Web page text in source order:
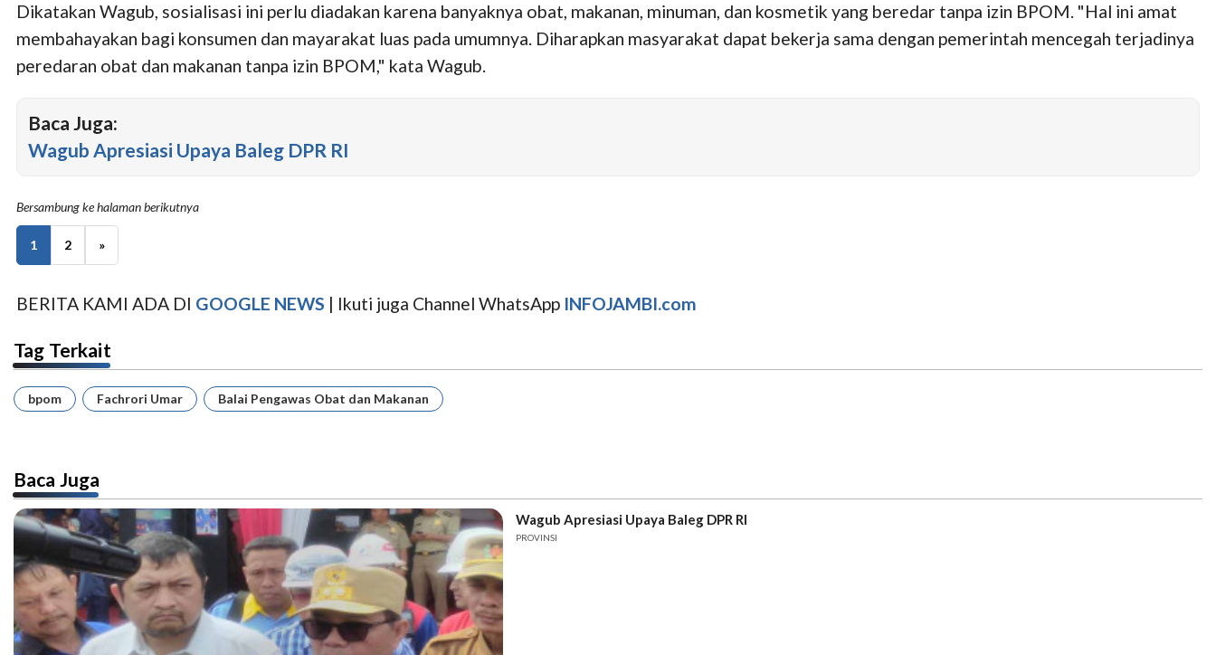
Dikatakan Wagub, sosialisasi ini perlu diadakan karena banyaknya obat, makanan, minuman, dan kosmetik yang beredar tanpa izin BPOM. "Hal ini amat
membahayakan bagi konsumen dan mayarakat luas pada umumnya. Diharapkan masyarakat dapat bekerja sama dengan pemerintah mencegah terjadinya
peredaran obat dan makanan tanpa izin BPOM," kata Wagub.
Baca Juga:
Wagub Apresiasi Upaya Baleg DPR RI
Bersambung ke halaman berikutnya
1 2 »
BERITA KAMI ADA DI GOOGLE NEWS | Ikuti juga Channel WhatsApp INFOJAMBI.com
Tag Terkait
bpom Fachrori Umar Balai Pengawas Obat dan Makanan
Baca Juga
Wagub Apresiasi Upaya Baleg DPR RI
PROVINSI